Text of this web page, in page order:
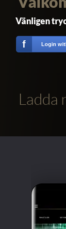
Vänligen
f Login
Ladda